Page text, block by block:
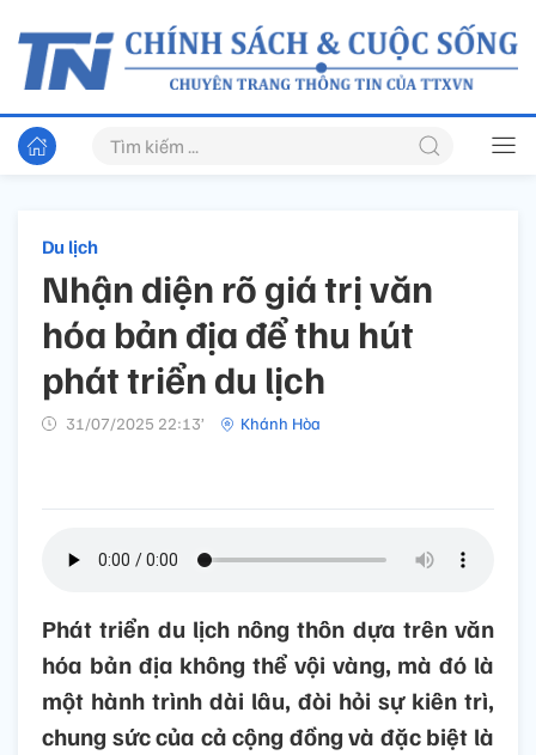
Du lịch
Nhận diện rõ giá trị văn
hóa bản địa để thu hút
phát triển du lịch
31/07/2025 22:13’ Khánh Hòa
Phát triển du lịch nông thôn dựa trên văn
hóa bản địa không thể vội vàng, mà đó là
một hành trình dài lâu, đòi hỏi sự kiên trì,
chung sức của cả cộng đồng và đặc biệt là